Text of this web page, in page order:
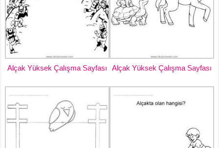
Alçak Yüksek Çalışma Sayfası Alçak Yüksek Çalışma Sayfası